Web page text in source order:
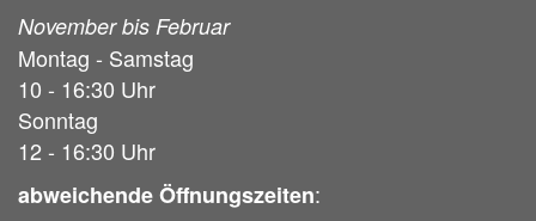
November bis Februar
Montag - Samstag
10 - 16:30 Uhr
Sonntag
12 - 16:30 Uhr
abweichende Öffnungszeiten: